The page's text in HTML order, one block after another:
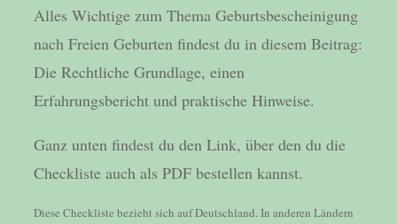
Alles Wichtige zum Thema Geburtsbescheinigung
nach Freien Geburten findest du in diesem Beitrag:
Die Rechtliche Grundlage, einen
Erfahrungsbericht und praktische Hinweise.
Ganz unten findest du den Link, über den du die
Checkliste auch als PDF bestellen kannst.
Diese Checkliste bezieht sich auf Deutschland. In anderen Ländern